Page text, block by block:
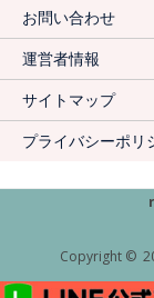
お問い合わせ
運営者情報
サイトマップ
プライバシーポリ
Copyright ©